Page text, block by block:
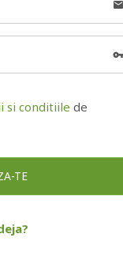
si conditiile de
TE